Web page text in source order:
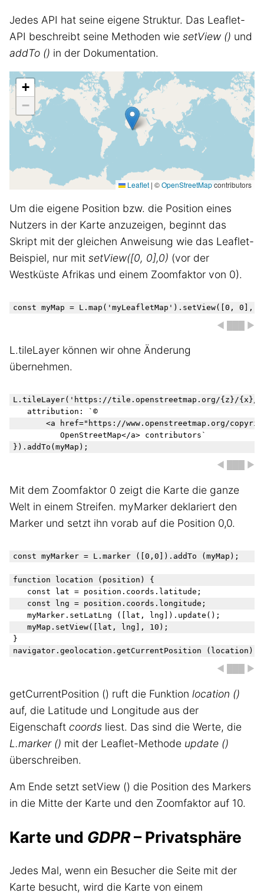
Jedes API hat seine eigene Struktur. Das Leaflet-
API beschreibt seine Methoden wie setView () und
addTo () in der Dokumentation.
+
−
Leaflet | ©OpenStreetMapcontributors
Um die eigene Position bzw. die Position eines
Nutzers in der Karte anzuzeigen, beginnt das
Skript mit der gleichen Anweisung wie das Leaflet-
Beispiel, nur mit setView([0, 0],0) (vor der
Westküste Afrikas und einem Zoomfaktor von 0).
◀ ███ ▶
L.tileLayer können wir ohne Änderung
übernehmen.
L.tileLayer('https://tile.openstreetmap.org/{z}/{x}/
   attribution: `©
<a href="https://www.openstreetmap.org/
          OpenStreetMap</a> contributors`
◀ ███ ▶
Mit dem Zoomfaktor 0 zeigt die Karte die ganze
Welt in einem Streifen. myMarker deklariert den
Marker und setzt ihn vorab auf die Position 0,0.
const myMarker = L.marker ([0,0]).addTo (myMap);
function location (position) {
}
◀ ███ ▶
getCurrentPosition () ruft die Funktion location ()
auf, die Latitude und Longitude aus der
Eigenschaft coords liest. Das sind die Werte, die
L.marker () mit der Leaflet-Methode update ()
überschreiben.
Am Ende setzt setView () die Position des Markers
in die Mitte der Karte und den Zoomfaktor auf 10.
Karte und GDPR– Privatsphäre
Jedes Mal, wenn ein Besucher die Seite mit der
Karte besucht, wird die Karte von einem